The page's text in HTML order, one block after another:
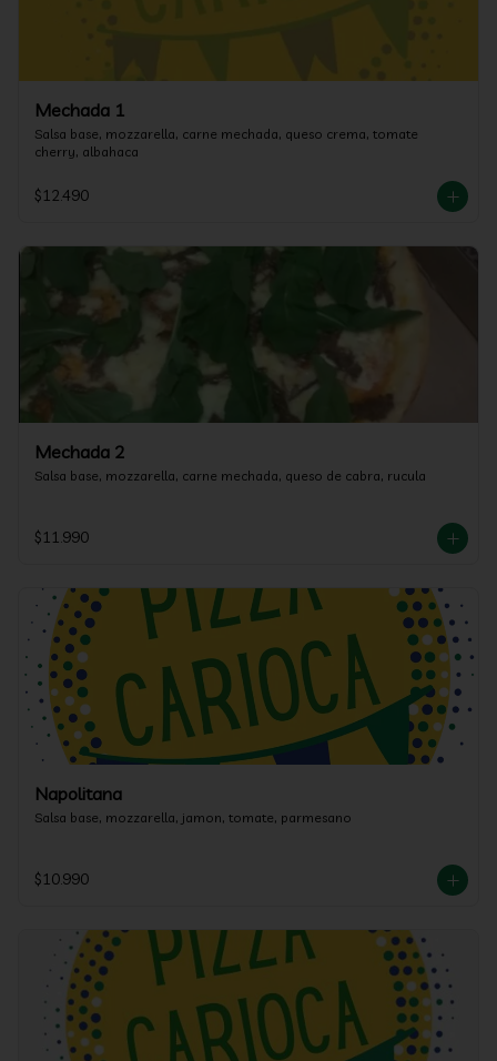
Mechada 1
Salsa base, mozzarella, carne mechada, queso crema, tomate
cherry, albahaca
$12.490
Mechada 2
Salsa base, mozzarella, carne mechada, queso de cabra, rucula
$11.990
Napolitana
Salsa base, mozzarella, jamon, tomate, parmesano
$10.990